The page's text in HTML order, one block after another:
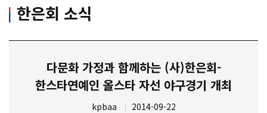
한은회 소식
다문화 가정과 함께하는 (사)한은회-
한스타연예인 올스타 자선 야구경기 개최
kpbaa 2014-09-22